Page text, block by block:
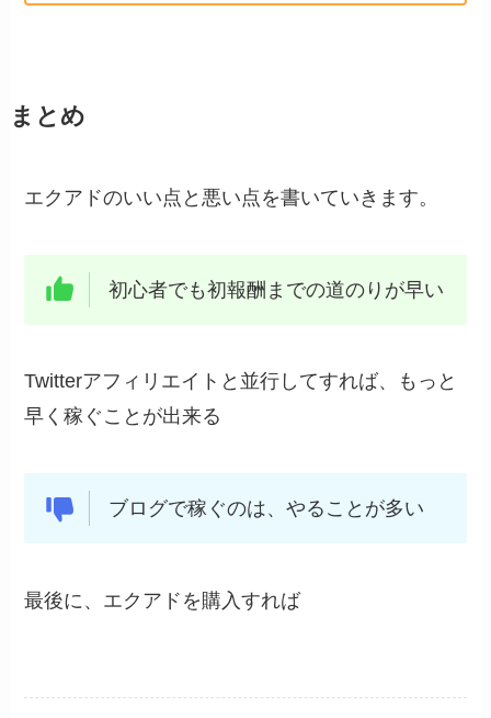
まとめ
エクアドのいい点と悪い点を書いていきます。
初心者でも初報酬までの道のりが早い
Twitterアフィリエイトと並行してすれば、もっと
早く稼ぐことが出来る
ブログで稼ぐのは、やることが多い
最後に、エクアドを購入すれば